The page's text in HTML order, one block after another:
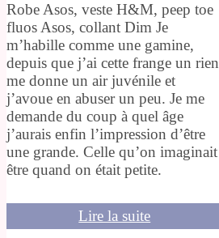
Robe Asos, veste H&M, peep toe
fluos Asos, collant Dim Je
m’habille comme une gamine,
depuis que j’ai cette frange un rien
me donne un air juvénile et
j’avoue en abuser un peu. Je me
demande du coup à quel âge
j’aurais enfin l’impression d’être
une grande. Celle qu’on imaginait
être quand on était petite.
Lire la suite